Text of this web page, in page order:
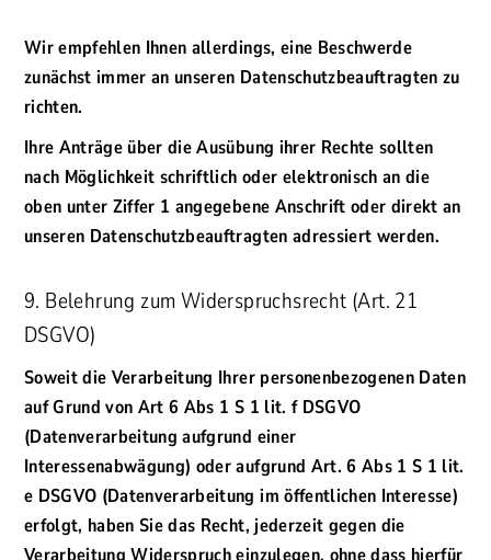
Wir empfehlen Ihnen allerdings, eine Beschwerde
zunächst immer an unseren Datenschutzbeauftragten zu
richten.
Ihre Anträge über die Ausübung ihrer Rechte sollten
nach Möglichkeit schriftlich oder elektronisch an die
oben unter Ziffer 1 angegebene Anschrift oder direkt an
unseren Datenschutzbeauftragten adressiert werden.
9. Belehrung zum Widerspruchsrecht (Art. 21
DSGVO)
Soweit die Verarbeitung Ihrer personenbezogenen Daten
auf Grund von Art 6 Abs 1 S 1 lit. f DSGVO
(Datenverarbeitung aufgrund einer
Interessenabwägung) oder aufgrund Art. 6 Abs 1 S 1 lit.
e DSGVO (Datenverarbeitung im öffentlichen Interesse)
erfolgt, haben Sie das Recht, jederzeit gegen die